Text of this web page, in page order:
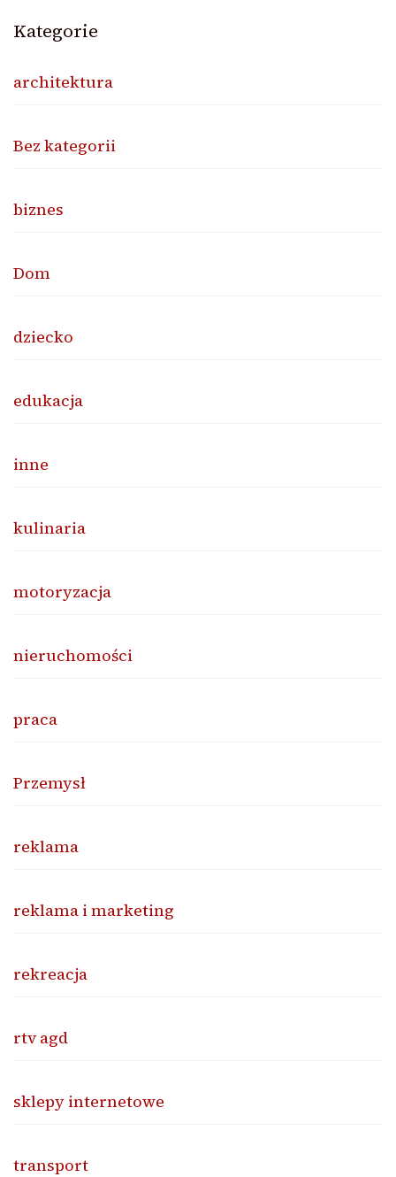
Kategorie
architektura
Bez kategorii
biznes
Dom
dziecko
edukacja
inne
kulinaria
motoryzacja
nieruchomości
praca
Przemysł
reklama
reklama i marketing
rekreacja
rtv agd
sklepy internetowe
transport